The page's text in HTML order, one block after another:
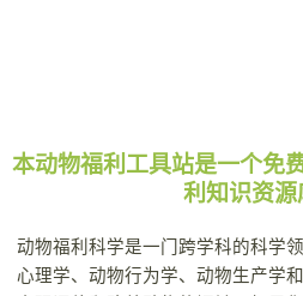
本动物福利工具站是一个免
利知识资源
动物福利科学是一门跨学科的科学
心理学、动物行为学、动物生产学